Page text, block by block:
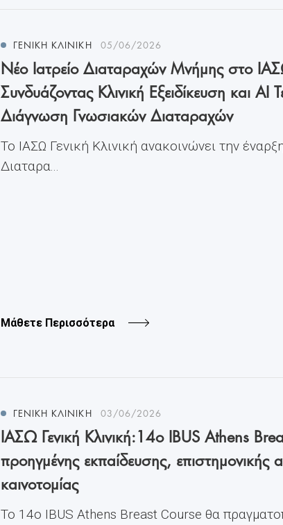
ΓΕΝΙΚΗ ΚΛΙΝΙΚΗ 05/06/2026
Νέο Ιατρείο Διαταραχών Μνήμης στο
Συνδυάζοντας Κλινική Εξειδίκευση και AI
Διάγνωση Γνωσιακών Διαταραχών
Το ΙΑΣΩ Γενική Κλινική ανακοινώνει την
Διαταρα...
Μάθετε Περισσότερα
ΓΕΝΙΚΗ ΚΛΙΝΙΚΗ 03/06/2026
ΙΑΣΩ Γενική Κλινική:14ο IBUS Athens
προηγμένης εκπαίδευσης,
καινοτομίας
Το 14ο IBUS Athens Breast Course θα